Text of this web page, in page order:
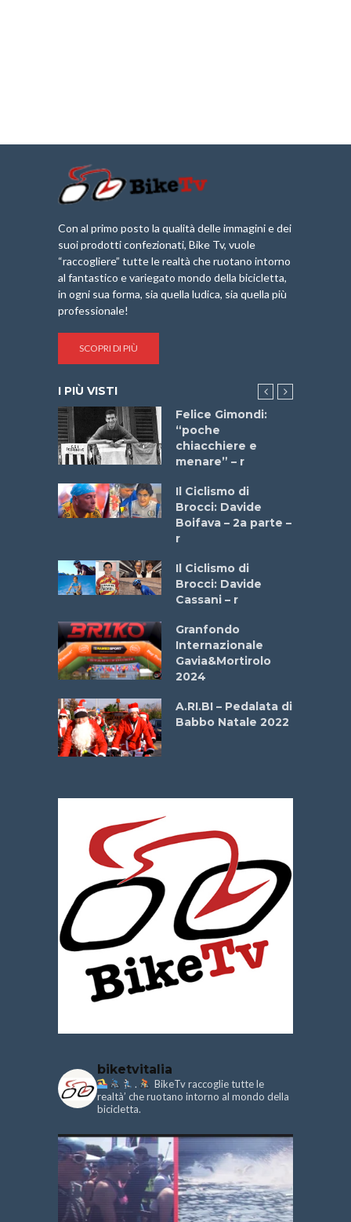
Con al primo posto la qualità delle immagini e dei
suoi prodotti confezionati, Bike Tv, vuole
“raccogliere” tutte le realtà che ruotano intorno
al fantastico e variegato mondo della bicicletta,
in ogni sua forma, sia quella ludica, sia quella più
professionale!
SCOPRI DI PIÙ
I PIÙ VISTI
Felice Gimondi:
“poche
chiacchiere e
menare” – r
Il Ciclismo di
Brocci: Davide
Boifava – 2a parte –
r
Il Ciclismo di
Brocci: Davide
Cassani – r
Granfondo
Internazionale
Gavia&Mortirolo
2024
A.RI.BI – Pedalata di
Babbo Natale 2022
biketvitalia
.
BikeTv raccoglie tutte le
realtà’ che ruotano intorno al mondo della
bicicletta.